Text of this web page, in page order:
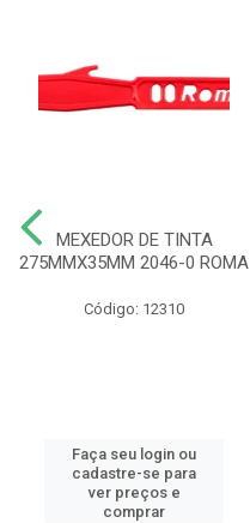
MEXEDOR DE TINTA
275MMX35MM 2046-0 ROMA
Código: 12310
Faça seu login ou
cadastre-se para
ver preços e
comprar